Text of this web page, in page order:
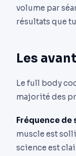
volume par
résultats que
Les
Le full body
majorité des
Fréquence
muscle est
science est